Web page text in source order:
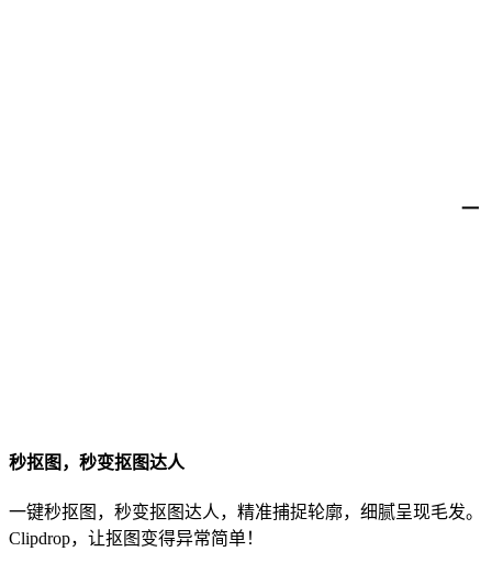
一
秒抠图，秒变抠图达人
一键秒抠图，秒变抠图达人，精准捕捉轮廓，细腻呈现毛发。
Clipdrop，让抠图变得异常简单！